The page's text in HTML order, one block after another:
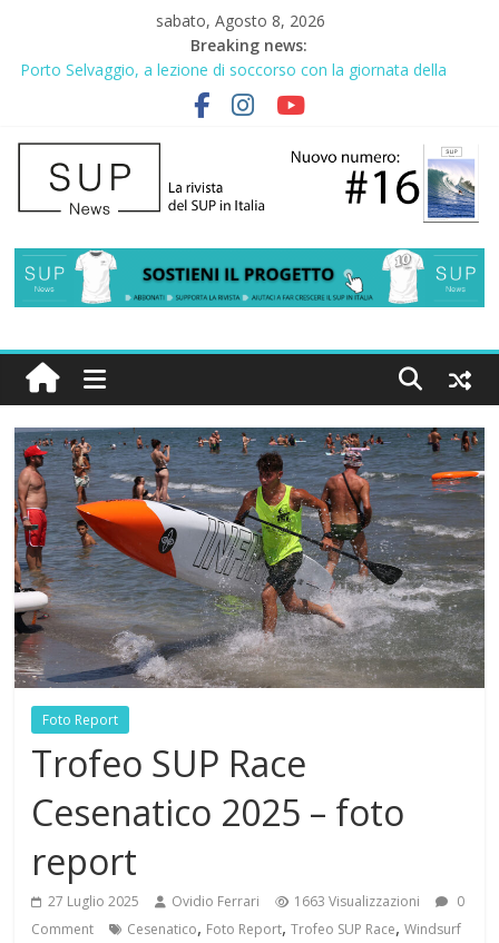
sabato, Agosto 8, 2026
Breaking news:
Gallico Paddle Fest 2026: sul lungomare di Gallico torna la festa
Porto Selvaggio, a lezione di soccorso con la giornata della
prevenzione
2° Urban Sup Trophy: la regata solidale per lo IOR
SUP Surfing a Peniche 2026
AirSUP a Gallico: prima storica gara per Reggio Calabria
Foto Report
Trofeo SUP Race
Cesenatico 2025 – foto
report
27 Luglio 2025 Ovidio Ferrari 1663 Visualizzazioni
0
Comment
Cesenatico, Foto Report,Trofeo SUP Race,Windsurf